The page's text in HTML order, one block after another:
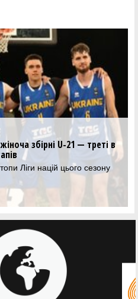
збірні U-21 — треті в
Ліги націй цього сезону